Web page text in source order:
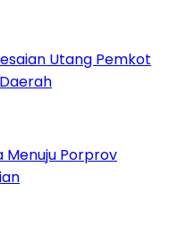
Utang Pemkot
Menuju Porprov